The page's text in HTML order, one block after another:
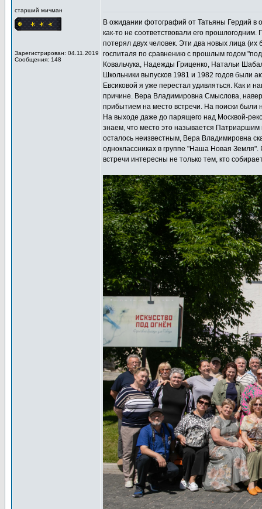
старший мичман
Зарегистрирован: 04.11.2019
Сообщения: 148
В ожидании фотографий от Татьяны Гердий в
как-то не соответствовали его
потерял двух человек. Эти два новых лица
госпиталя по сравнению с прошлым годом
Ковальчука, Надежды Гриценко, Натальи
Школьники выпусков 1981 и 1982 годов были
Евсиковой я уже перестал удивляться. Как и
причине. Вера Владимировна Смыслова,
прибытием на место встречи. На поиски были
На выходе даже до парящего над Москвой-
знаем, что место это называется
осталось неизвестным, Вера Владимировна
одноклассниках в группе "Наша Новая
встречи интересны не только тем, кто